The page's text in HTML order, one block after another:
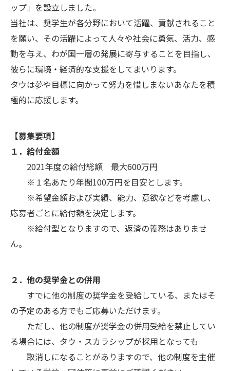
ップ」を設立しました。
当社は、奨学生が各分野において活躍、貢献されること
を願い、その活躍によって人々や社会に勇気、活力、感
動を与え、わが国一層の発展に寄与することを目指し、
彼らに環境・経済的な支援をしてまいります。
タウは夢や目標に向かって努力を惜しまないあなたを積
極的に応援します。
【募集要項】
１．給付金額
2021年度の給付総額 最大600万円
※１名あたり年間100万円を目安とします。
※希望金額および実績、能力、意欲などを考慮し、
応募者ごとに給付額を決定します。
※給付型となりますので、返済の義務はありませ
ん。
２．他の奨学金との併用
すでに他の制度の奨学金を受給している、またはそ
の予定のある方でもご応募いただけます。
ただし、他の制度が奨学金の併用受給を禁止してい
る場合には、タウ・スカラシップが採用となっても
取消しになることがありますので、他の制度を主催